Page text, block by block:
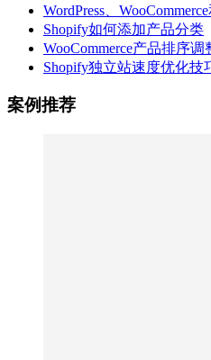
WordPress、
Shopify如何添加产品分类
WooCommerce产品排序
Shopify独立站速度优化技
案例推荐